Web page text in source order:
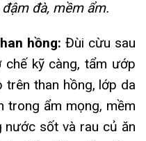
đà, mềm ẩm.
hồng: Đùi cừu sau
kỹ càng, tẩm ướp
than hồng, lớp da
trong ẩm mọng, mềm
nước sốt và rau củ ăn